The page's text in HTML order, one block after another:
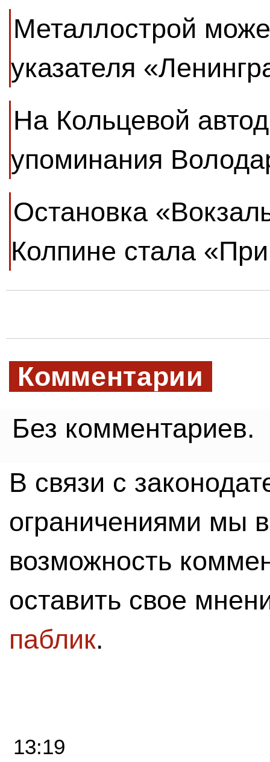
Металлострой
указателя
На Кольцевой
упоминания
Остановка
Колпине стала
Комментарии
Без комментариев.
В связи с
ограничениями мы
возможность
оставить свое
паблик.
13:19